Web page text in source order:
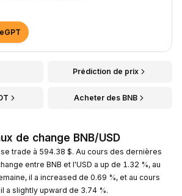
Prédiction de prix
Acheter des BNB
de change BNB/USD
se trade à 594.38 $. Au cours des dernières
entre BNB et l'USD a up de 1.32 %, au
il a increased de 0.69 %, et au cours
a slightly upward de 3.74 %.